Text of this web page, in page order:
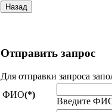
Отправить запрос
Для отправки запроса
ФИО(*)
Введите